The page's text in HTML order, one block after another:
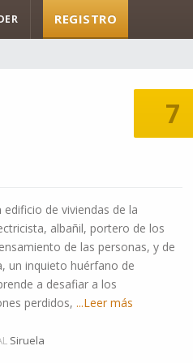
REGISTRO
7
de viviendas de la
albañil, portero de los
de las personas, y de
un inquieto huérfano de
a desafiar a los
perdidos, ...Leer más
Siruela